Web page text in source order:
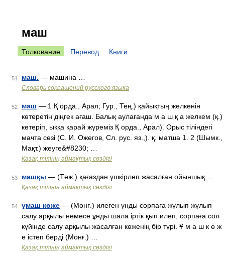
маш
Толкование Перевод Книги
51 маш. — машина …
Словарь сокращений русского языка
52 маш — 1 Қ орда., Арал; Гур., Тең.) қайықтың желкенін
көтеретін діңгек ағаш. Балық аулағанда м а ш қ а желкем (қ.)
көтеріп, ыққа қарай жүреміз Қ орда., Арал). Орыс тіліндегі
мачта сөзі (С. И. Ожегов, Сл. рус. яз.,). қ. матша 1. 2 (Шымк.,
Мақт.) жеуге&#8230; …
Қазақ тілінің аймақтық сөздігі
53 машқы — (Тәж.) қағаздан үшкірлеп жасалған ойыншық …
Қазақ тілінің аймақтық сөздігі
54 ұмаш көже — (Монғ.) илеген ұнды сорпаға жұлып жұлып
салу арқылы немесе ұнды шала іртік қып илеп, сорпаға сол
күйінде салу арқылы жасалған көженің бір түрі. Ұ м а ш к ө ж
е істеп берді (Монғ.) …
Қазақ тілінің аймақтық сөздігі